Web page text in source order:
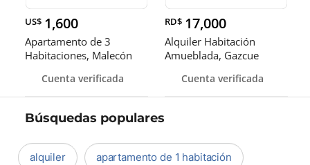
US$ 1,600
Apartamento de 3
Habitaciones, Malecón
Cuenta verificada
RD$ 17,000
Alquiler Habitación
Amueblada, Gazcue
Cuenta verificada
Búsquedas populares
alquiler apartamento de 1 habitación